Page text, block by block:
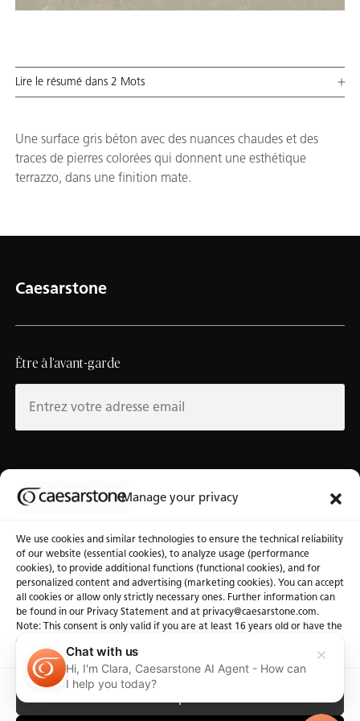
Manage your privacy
We use cookies and similar technologies to ensure the technical reliability
of our website (essential cookies), to analyze usage (performance
cookies), to provide additional functions (functional cookies), and for
personalized content and advertising (marketing cookies). You can accept
all cookies or allow only strictly necessary ones. Further information can
be found in our Privacy Statement and at privacy@caesarstone.com.
Note: This consent is only valid if you are at least 16 years old or have the
consent of your parent or guardian
Lire le résumé dans 2 Mots
Une surface gris béton avec des nuances chaudes et des
traces de pierres colorées qui donnent une esthétique
terrazzo, dans une finition mate.
Caesarstone
Être à l’avant-garde
Pourquoi Caesarstone Communiquez avec nous
Confidentialité Politique de cookies
Avis d’accessibilité
Chat with us
Hi, I'm Clara, Caesarstone AI Agent - How can
I help you today?